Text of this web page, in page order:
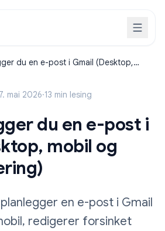
du en e-post i Gmail (Desktop,
mai 2026·13 min lesing
du en e-post i
mobil og
en e-post i Gmail
redigerer forsinket